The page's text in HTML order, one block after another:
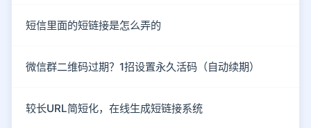
短信里面的短链接是怎么弄的
微信群二维码过期？1招设置永久活码（自动续期）
较长URL简短化，在线生成短链接系统